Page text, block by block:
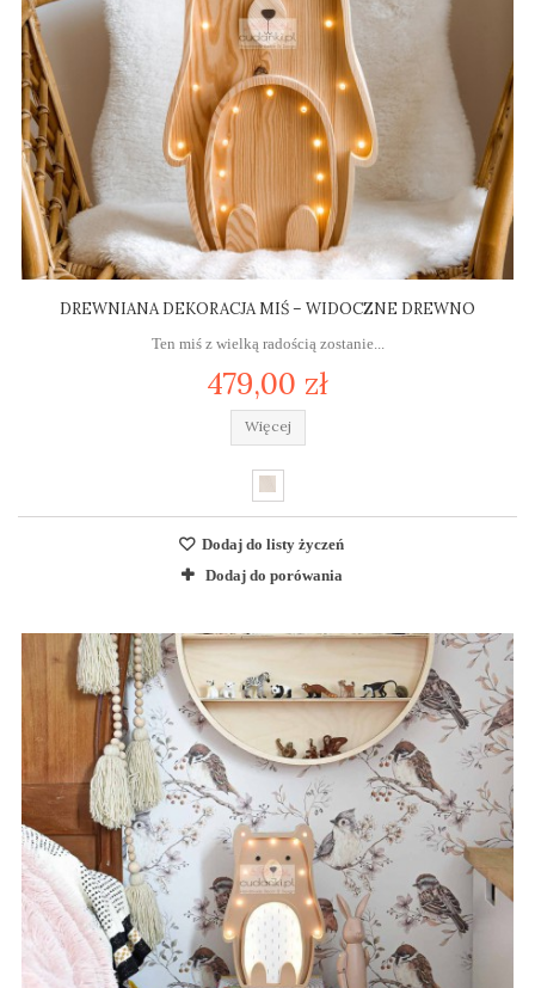
DREWNIANA DEKORACJA MIŚ – WIDOCZNE DREWNO
Ten miś z wielką radością zostanie...
479,00 zł
Więcej
Dodaj do listy życzeń
Dodaj do porówania